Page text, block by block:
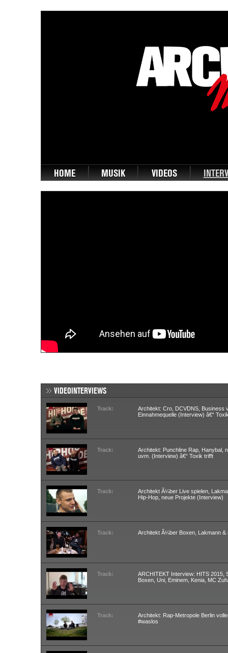
HOME MUSIK VIDEOS
VIDEOINTERVIEWS
Track:
Architekt: Cro, DCVDNS, Business
Einnahmequelle (Interview) â€“
Track:
Architekt: Punchline Rap, Hanybal,
uvm. (Interview) â€“ Toxik trifft
Track:
Architekt Ã¼ber Live spielen,
Hip-Hop, neue Projekte (Interview)
Track: Architekt Ã¼ber Boxen, Lakmann &
Track:
ARCHITEKT Interview: HITS 2015,
Boxen, Uni, Eminem, Kenia, MC
Track:
Architekt: Rap-Metropole Berlin
#waslos